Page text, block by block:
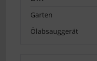
Garten
Ölabsauggerät